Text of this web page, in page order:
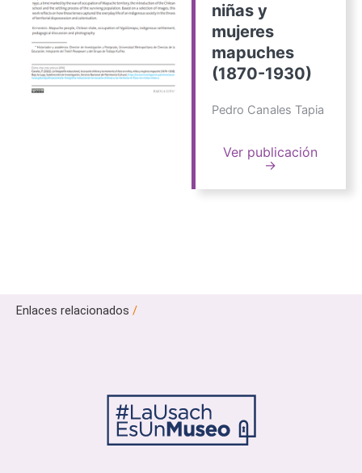
niñas y
mujeres
mapuches
(1870-1930)
Pedro Canales Tapia
Ver publicación
→
Enlaces relacionados /